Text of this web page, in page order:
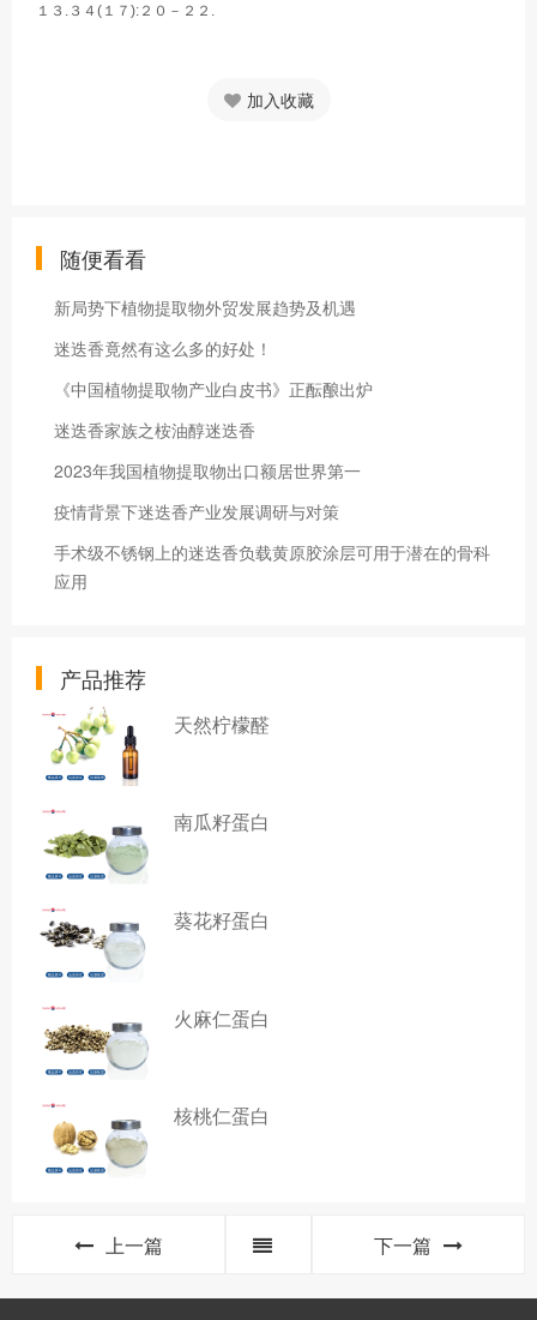
１３.３４(１７):２０－２２.
加入收藏
随便看看
新局势下植物提取物外贸发展趋势及机遇
迷迭香竟然有这么多的好处！
《中国植物提取物产业白皮书》正酝酿出炉
迷迭香家族之桉油醇迷迭香
2023年我国植物提取物出口额居世界第一
疫情背景下迷迭香产业发展调研与对策
手术级不锈钢上的迷迭香负载黄原胶涂层可用于潜在的骨科
应用
产品推荐
天然柠檬醛
南瓜籽蛋白
葵花籽蛋白
火麻仁蛋白
核桃仁蛋白
上一篇 下一篇